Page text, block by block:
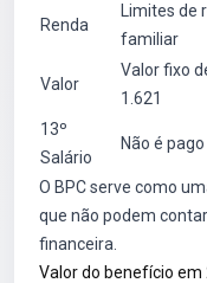
Renda
Limites de
familiar
Valor
Valor fixo
1.621
13º
Salário
Não é pago
O BPC serve como
que não podem
financeira.
Valor do benefício em